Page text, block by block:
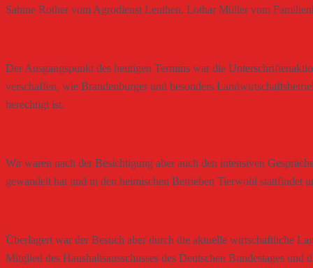
Sabine Rother vom Agrodienst Leuthen, Lothar Müller vom
Der Ausgangspunkt des heutigen Termins war die
verschaffen, wie Brandenburger und besonders
berechtigt ist.
Wir waren nach der Besichtigung aber auch den intensiven
gewandelt hat und in den heimischen Betrieben Tierwohl stattfindet
Überlagert war der Besuch aber durch die aktuelle wirtschaftliche
Mitglied des Haushaltsausschusses des Deutschen Bundestages